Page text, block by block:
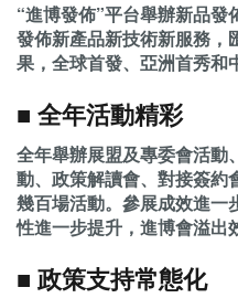
“進博發佈”平台舉辦新品
發佈新產品新技術新服務，
果，全球首發、亞洲首秀和
■ 全年活動精彩
全年舉辦展盟及專委會活動
動、政策解讀會、對接簽約
幾百場活動。參展成效進一
性進一步提升，進博會溢出
■ 政策支持常態化